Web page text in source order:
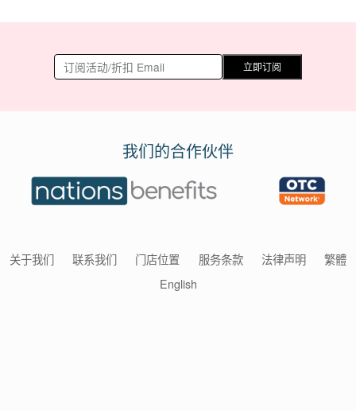
立即订阅
我们的合作伙伴
关于我们 联系我们 门店位置 服务条款 法律声明
繁體
English